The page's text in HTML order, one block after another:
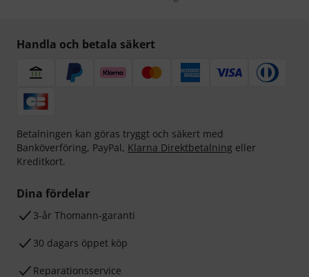
Handla och betala säkert
Betalningen kan göras tryggt och säkert med
Banköverföring, PayPal, Klarna Direktbetalning eller
Kreditkort.
Dina fördelar
3-år Thomann-garanti
30 dagars öppet köp
Reparationsservice